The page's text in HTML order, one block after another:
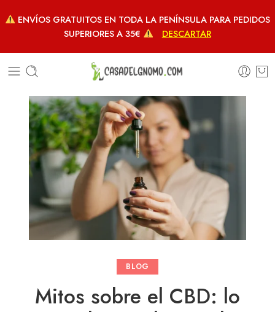
ENVÍOS GRATUITOS EN TODA LA PENÍNSULA PARA PEDIDOS
SUPERIORES A 35€
DESCARTAR
BLOG
Mitos sobre el CBD: lo